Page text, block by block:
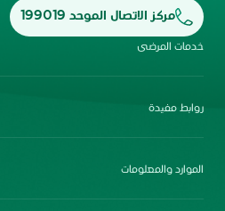
مركز الاتصال الموحد 199019
خدمات المرضى
روابط مفيدة
الموارد والمعلومات